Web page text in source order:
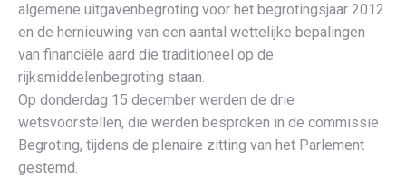
algemene uitgavenbegroting voor het begrotingsjaar 2012
en de hernieuwing van een aantal wettelijke bepalingen
van financiële aard die traditioneel op de
rijksmiddelenbegroting staan.
Op donderdag 15 december werden de drie
wetsvoorstellen, die werden besproken in de commissie
Begroting, tijdens de plenaire zitting van het Parlement
gestemd.